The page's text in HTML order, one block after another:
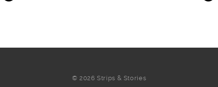
© 2026 Strips & Stories